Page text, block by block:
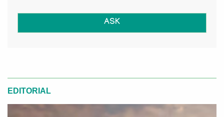
ASK
EDITORIAL